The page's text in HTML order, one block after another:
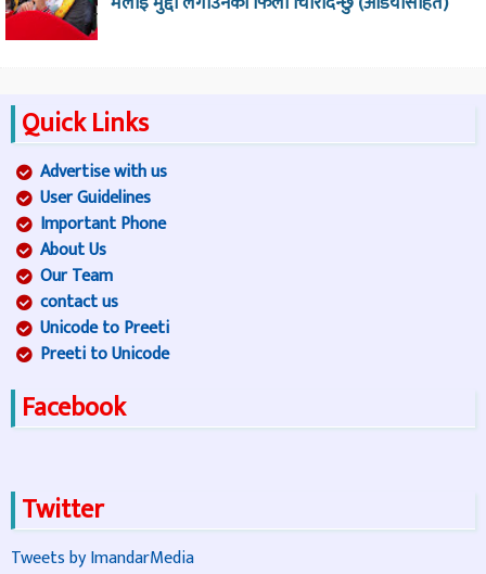
Quick Links
Advertise with us
User Guidelines
Important Phone
About Us
Our Team
contact us
Unicode to Preeti
Preeti to Unicode
Facebook
Twitter
Tweets by ImandarMedia